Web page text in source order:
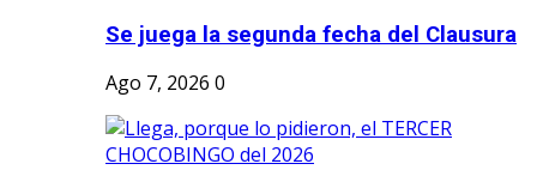
Se juega la segunda fecha del Clausura
Ago 7, 2026 0